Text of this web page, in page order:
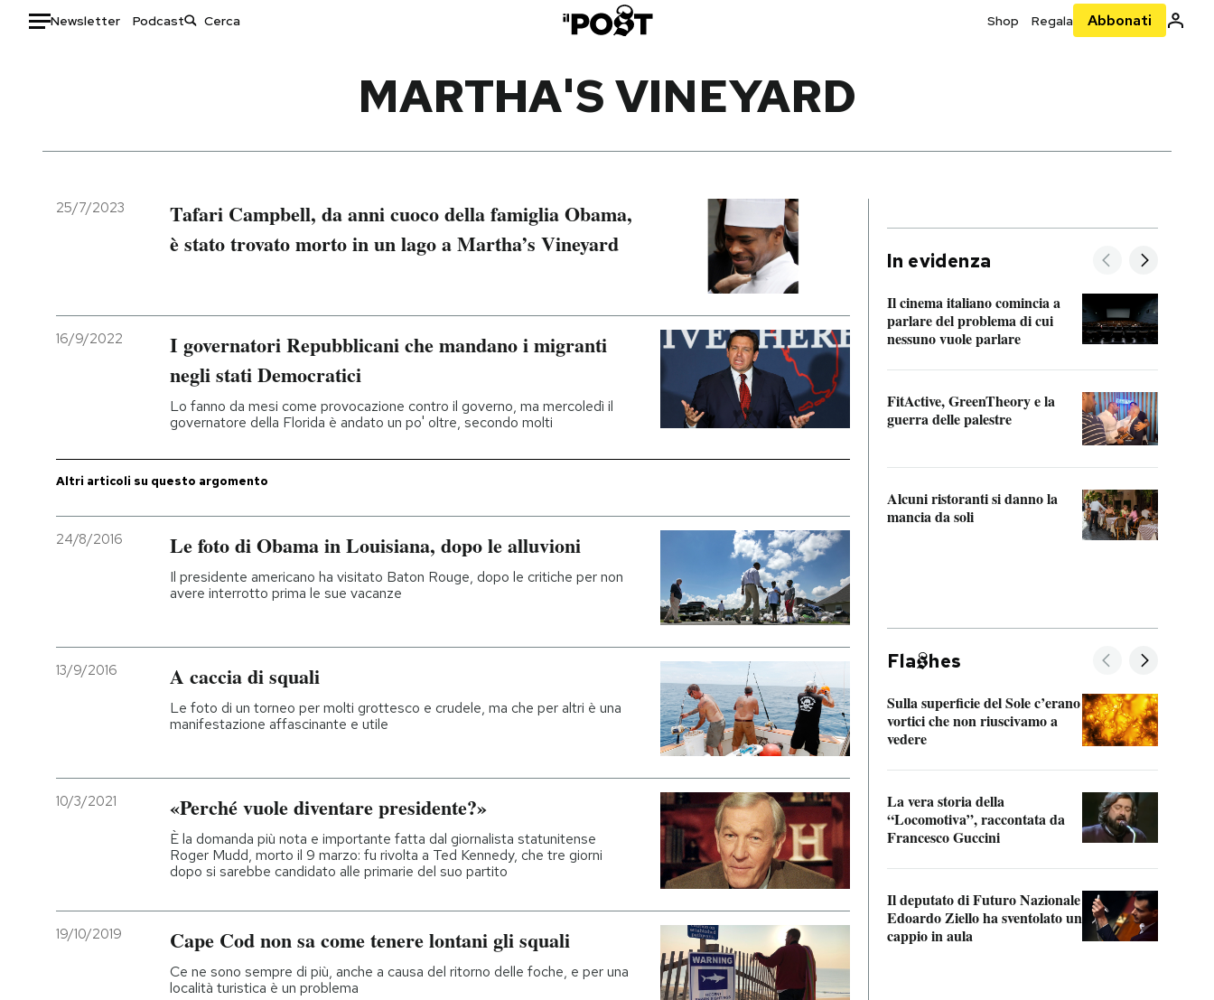
Newsletter Podcast Shop Regala Abbonati
Italia
Politica
Economia
Moda
Storie/Idee
Ok Boomer!
Mondiali calcio 2026
CALENDARIO
Entra
MARTHA'S VINEYARD
25/7/2023
Tafari Campbell, da anni cuoco della famiglia Obama,
è stato trovato morto in un lago a Martha’s Vineyard
16/9/2022
I governatori Repubblicani che mandano i migranti
negli stati Democratici
Lo fanno da mesi come provocazione contro il governo, ma mercoledì il
governatore della Florida è andato un po' oltre, secondo molti
Altri articoli su questo argomento
24/8/2016 Le foto di Obama in Louisiana, dopo le alluvioni
Il presidente americano ha visitato Baton Rouge, dopo le critiche per non
avere interrotto prima le sue vacanze
13/9/2016 A caccia di squali
Le foto di un torneo per molti grottesco e crudele, ma che per altri è una
manifestazione affascinante e utile
10/3/2021 «Perché vuole diventare presidente?»
È la domanda più nota e importante fatta dal giornalista statunitense
Roger Mudd, morto il 9 marzo: fu rivolta a Ted Kennedy, che tre giorni
dopo si sarebbe candidato alle primarie del suo partito
19/10/2019 Cape Cod non sa come tenere lontani gli squali
Ce ne sono sempre di più, anche a causa del ritorno delle foche, e per una
località turistica è un problema
In evidenza
Il cinema italiano comincia a
parlare del problema di cui
nessuno vuole parlare
FitActive, GreenTheory e la
guerra delle palestre
Alcuni ristoranti si danno la
mancia da soli
Fla hes
Sulla superficie del Sole c’erano
vortici che non riuscivamo a
vedere
La vera storia della
“Locomotiva”, raccontata da
Francesco Guccini
Il deputato di Futuro Nazionale
Edoardo Ziello ha sventolato un
cappio in aula